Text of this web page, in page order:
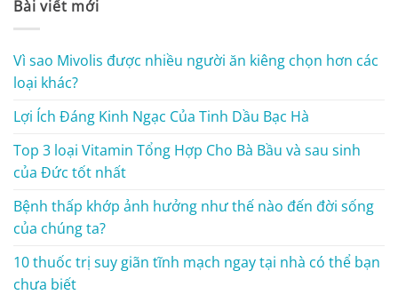
Bài viết mới
Vì sao Mivolis được nhiều người ăn kiêng chọn hơn các
loại khác?
Lợi Ích Đáng Kinh Ngạc Của Tinh Dầu Bạc Hà
Top 3 loại Vitamin Tổng Hợp Cho Bà Bầu và sau sinh
của Đức tốt nhất
Bệnh thấp khớp ảnh hưởng như thế nào đến đời sống
của chúng ta?
10 thuốc trị suy giãn tĩnh mạch ngay tại nhà có thể bạn
chưa biết